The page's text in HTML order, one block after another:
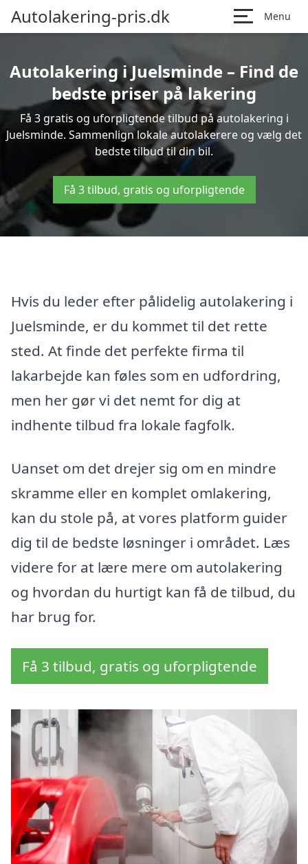
Autolakering-pris.dk Menu
Autolakering i Juelsminde – Find de
bedste priser på lakering
Få 3 gratis og uforpligtende tilbud på autolakering i
Juelsminde. Sammenlign lokale autolakerere og vælg det
bedste tilbud til din bil.
Få 3 tilbud, gratis og uforpligtende
Hvis du leder efter pålidelig autolakering i
Juelsminde, er du kommet til det rette
sted. At finde det perfekte firma til
lakarbejde kan føles som en udfordring,
men her gør vi det nemt for dig at
indhente tilbud fra lokale fagfolk.
Uanset om det drejer sig om en mindre
skramme eller en komplet omlakering,
kan du stole på, at vores platform guider
dig til de bedste løsninger i området. Læs
videre for at lære mere om autolakering
og hvordan du hurtigt kan få de tilbud, du
har brug for.
Få 3 tilbud, gratis og uforpligtende